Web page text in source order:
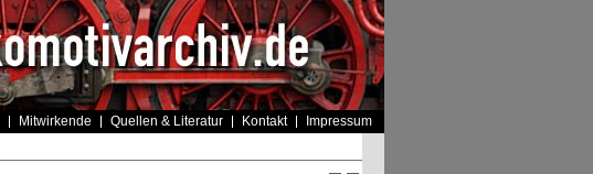
Mitwirkende Quellen & Literatur Kontakt Impressum